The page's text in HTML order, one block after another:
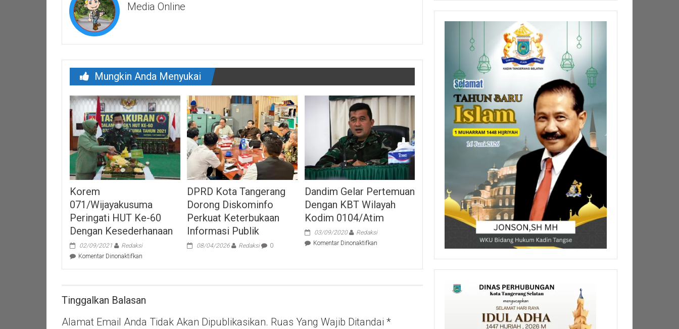
Media Online
Mungkin Anda Menyukai
Korem
071/Wijayakusuma
Peringati HUT Ke-60
Dengan Kesederhanaan
02/09/2021
Redaksi
Komentar Dinonaktifkan
Ke-
Dengan
DPRD Kota Tangerang
Dorong Diskominfo
Perkuat Keterbukaan
Informasi Publik
08/04/2026 Redaksi 0
Dandim Gelar Pertemuan
Dengan KBT Wilayah
Kodim 0104/Atim
03/09/2020
Redaksi
Komentar Dinonaktifkanpada
Pertemuan
Tinggalkan Balasan
Alamat Email Anda Tidak Akan Dipublikasikan. Ruas Yang Wajib Ditandai *